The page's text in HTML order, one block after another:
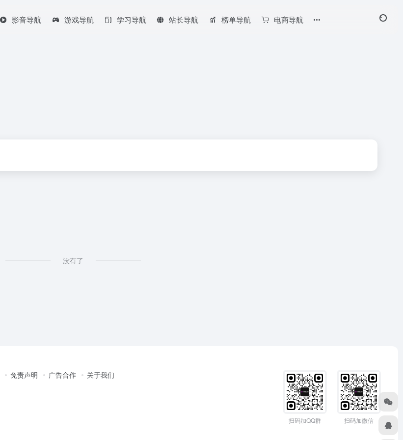
影音导航 游戏导航 学习导航 站长导航 榜单导航 电商导航
没有了
免责声明 广告合作 关于我们
扫码加QQ群 扫码加微信